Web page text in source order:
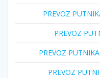
PREVOZ
PREVOZ
PREVOZ
PREVOZ